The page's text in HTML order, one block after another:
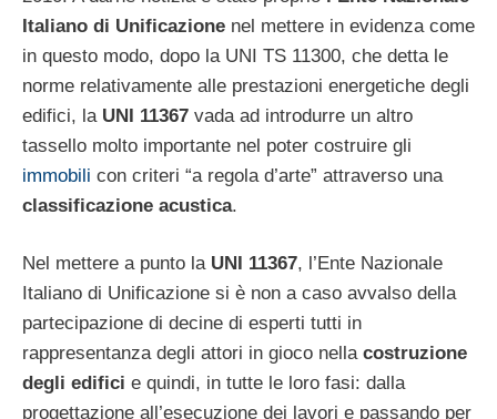
Italiano di Unificazione nel mettere in evidenza come
in questo modo, dopo la UNI TS 11300, che detta le
norme relativamente alle prestazioni energetiche degli
edifici, la UNI 11367 vada ad introdurre un altro
tassello molto importante nel poter costruire gli
immobili con criteri “a regola d’arte” attraverso una
classificazione acustica.
Nel mettere a punto la UNI 11367, l’Ente Nazionale
Italiano di Unificazione si è non a caso avvalso della
partecipazione di decine di esperti tutti in
rappresentanza degli attori in gioco nellacostruzione
degli edifici e quindi, in tutte le loro fasi: dalla
progettazione all’esecuzione dei lavori e passando per